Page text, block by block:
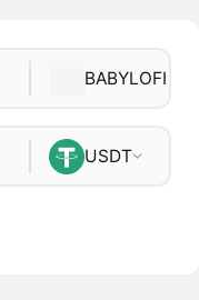
BABYLOFI
USDT